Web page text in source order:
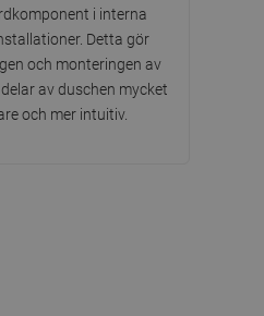
i interna
Detta gör
och monteringen av
av duschen mycket
och mer intuitiv.